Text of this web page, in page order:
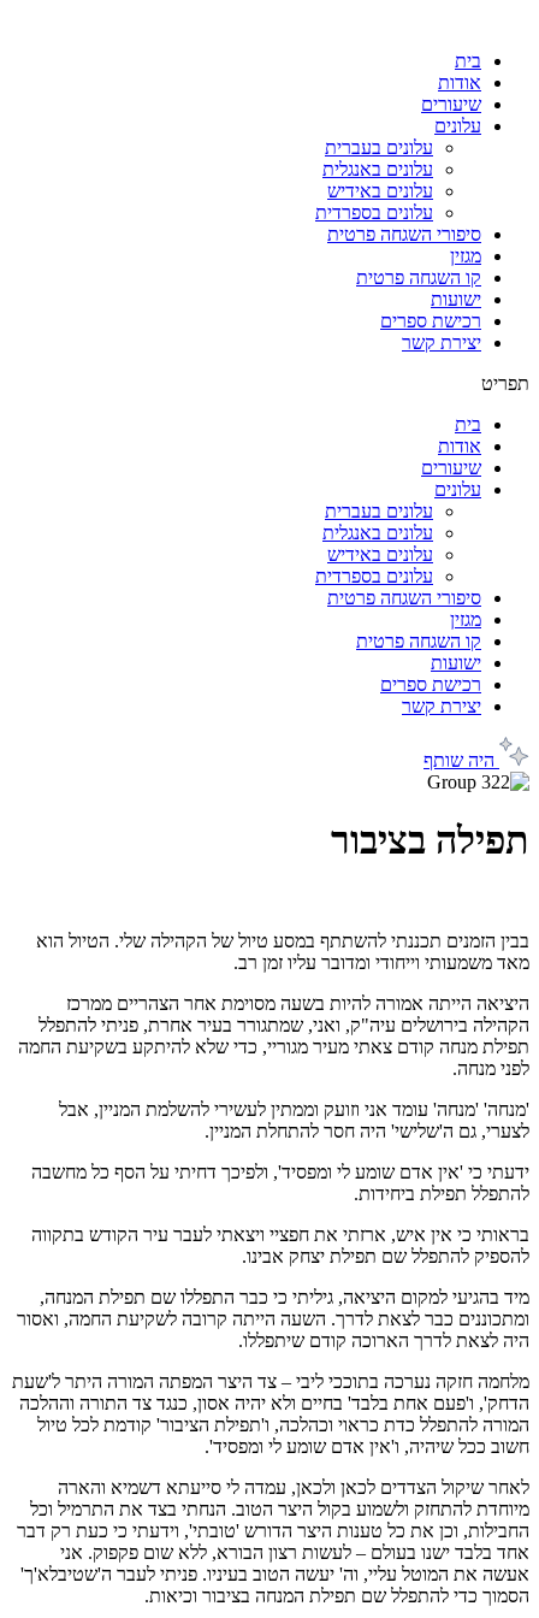
בית
אודות
שיעורים
עלונים
עלונים בעברית
עלונים באנגלית
עלונים באידיש
עלונים בספרדית
סיפורי השגחה פרטית
מגזין
קו השגחה פרטית
ישועות
רכישת ספרים
יצירת קשר
תפריט
בית
אודות
שיעורים
עלונים
עלונים בעברית
עלונים באנגלית
עלונים באידיש
עלונים בספרדית
סיפורי השגחה פרטית
מגזין
קו השגחה פרטית
ישועות
רכישת ספרים
יצירת קשר
היה שותף
תפילה בציבור
בבין הזמנים תכננתי להשתתף במסע טיול של הקהילה שלי. הטיול הוא
מאד משמעותי וייחודי ומדובר עליו זמן רב.
היציאה הייתה אמורה להיות בשעה מסוימת אחר הצהריים ממרכז
הקהילה בירושלים עיה"ק, ואני, שמתגורר בעיר אחרת, פניתי להתפלל
תפילת מנחה קודם צאתי מעיר מגוריי, כדי שלא להיתקע בשקיעת החמה
לפני מנחה.
'מנחה' 'מנחה' עומד אני וזועק וממתין לעשירי להשלמת המניין, אבל
לצערי, גם ה'שלישי' היה חסר להתחלת המניין.
ידעתי כי 'אין אדם שומע לי ומפסיד', ולפיכך דחיתי על הסף כל מחשבה
להתפלל תפילת ביחידות.
בראותי כי אין איש, ארזתי את חפציי ויצאתי לעבר עיר הקודש בתקווה
להספיק להתפלל שם תפילת יצחק אבינו.
מיד בהגיעי למקום היציאה, גיליתי כי כבר התפללו שם תפילת המנחה,
ומתכוננים כבר לצאת לדרך. השעה הייתה קרובה לשקיעת החמה, ואסור
היה לצאת לדרך הארוכה קודם שיתפללו.
מלחמה חזקה נערכה בתוככי ליבי – צד היצר המפתה המורה היתר ל'שעת
הדחק', ו'פעם אחת בלבד' בחיים ולא יהיה אסון, כנגד צד התורה וההלכה
המורה להתפלל כדת כראוי וכהלכה, ו'תפילת הציבור' קודמת לכל טיול
חשוב ככל שיהיה, ו'אין אדם שומע לי ומפסיד'.
לאחר שיקול הצדדים לכאן ולכאן, עמדה לי סייעתא דשמיא והארה
מיוחדת להתחזק ולשמוע בקול היצר הטוב. הנחתי בצד את התרמיל וכל
החבילות, וכן את כל טענות היצר הדורש 'טובתי', וידעתי כי כעת רק דבר
אחד בלבד ישנו בעולם – לעשות רצון הבורא, ללא שום פקפוק. אני
אעשה את המוטל עליי, וה' יעשה הטוב בעיניו. פניתי לעבר ה'שטיבלא'ך'
הסמוך כדי להתפלל שם תפילת המנחה בציבור וכיאות.